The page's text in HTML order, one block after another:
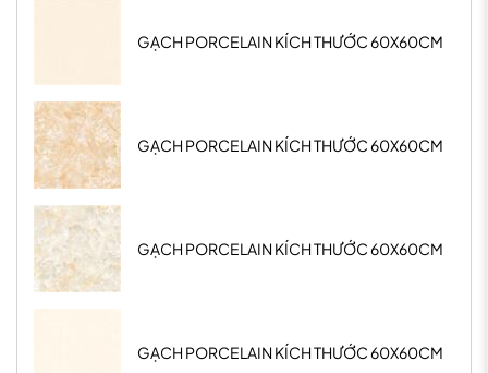
GẠCH PORCELAIN KÍCH THƯỚC 60X60CM
GẠCH PORCELAIN KÍCH THƯỚC 60X60CM
GẠCH PORCELAIN KÍCH THƯỚC 60X60CM
GẠCH PORCELAIN KÍCH THƯỚC 60X60CM